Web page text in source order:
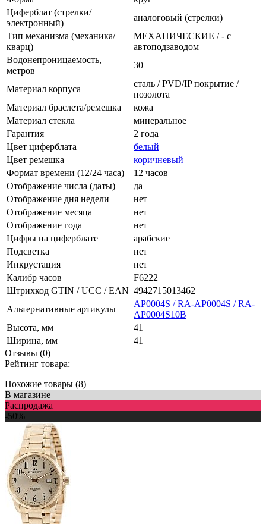
Циферблат (стрелки/
электронный)
аналоговый (стрелки)
Тип механизма (механика/
кварц)
МЕХАНИЧЕСКИЕ / - с
автоподзаводом
Водонепроницаемость,
метров
30
Материал корпуса
сталь / PVD/IP покрытие /
позолота
Материал браслета/ремешка
кожа
Материал стекла
минеральное
Гарантия
2 года
Цвет циферблата
белый
Цвет ремешка
коричневый
Формат времени (12/24 часа)
12 часов
Отображение числа (даты)
да
Отображение дня недели
нет
Отображение месяца
нет
Отображение года
нет
Цифры на циферблате
арабские
Подсветка
нет
Инкрустация
нет
Калибр часов
F6222
Штрихкод GTIN / UCC / EAN 4942715013462
Альтернативные артикулы
AP0004S / RA-AP0004S / RA-
AP0004S10B
Высота, мм
41
Ширина, мм
41
Отзывы (0)
Рейтинг товара:
Похожие товары (8)
В магазине
Распродажа
-50%